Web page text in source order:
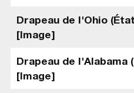
Drapeau de l'Ohio
[Image]
Drapeau de l'Alabama
[Image]